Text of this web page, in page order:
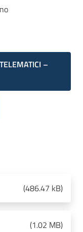
no
–
(486.47 kB)
(1.02 MB)